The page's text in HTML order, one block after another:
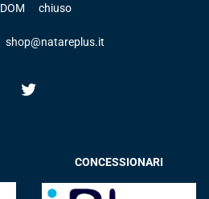
DOM
chiuso
shop@natareplus.it
CONCESSIONARI